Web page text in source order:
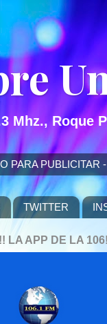
Mhz., Roque
PARA PUBLICITAR
TWITTER
LA APP DE LA